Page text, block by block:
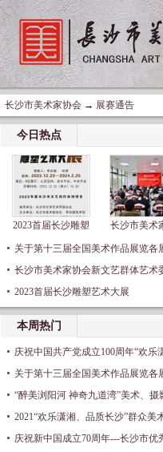
长沙市美术家协会 → 展赛通告
今日热点
2023首届长沙雕塑 长沙市美术
关于第十三届全国美术作品展览各
长沙市美术家协会新文艺群体艺术
2023首届长沙雕塑艺术大展
本周热门
庆祝中国共产党成立100周年“欢乐
关于第十三届全国美术作品展览各
“醉美浏阳河 神奇九道湾”美术、摄
2021“欢乐潇湘、品质长沙”群众美术
庆祝新中国成立70周年---长沙市优